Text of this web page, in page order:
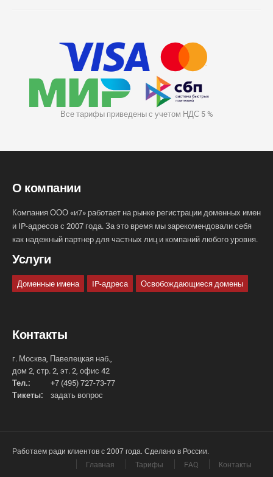
Все тарифы приведены с учетом НДС 5 %
О компании
Компания ООО «и7» работает на рынке регистрации доменных имен
и IP-адресов с 2007 года. За это время мы зарекомендовали себя
как надежный партнер для частных лиц и компаний любого уровня.
Услуги
Доменные имена IP-адреса Освобождающиеся домены
Контакты
г. Москва, Павелецкая наб.,
дом 2, стр. 2, эт. 2, офис 42
Тел.:
+7 (495) 727-73-77
Тикеты:
задать вопрос
Работаем ради клиентов с 2007 года. Сделано в России.
Главная
Тарифы FAQ Контакты